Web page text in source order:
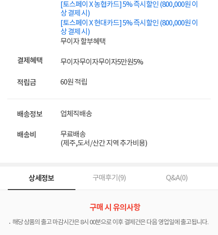
[토스페이 X 농협카드] 5% 즉시할인 (800,000원 이
상 결제 시)
[토스페이 X 현대카드] 5% 즉시할인 (800,000원 이
상 결제 시)
무이자 할부혜택
결제혜택 무이자무이자무이자5만원5%
적립금 60원 적립
배송정보 업체직배송
배송비
무료배송
(제주,도서/산간 지역 추가비용)
상세정보 구매후기(9) Q&A(0)
구매 시 유의사항
해당 상품의 출고 마감시간은 8시 00분으로 이후 결제건은 다음 영업일에 출고됩니다.